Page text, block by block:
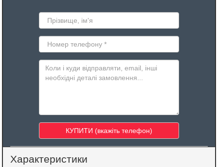
Характеристики